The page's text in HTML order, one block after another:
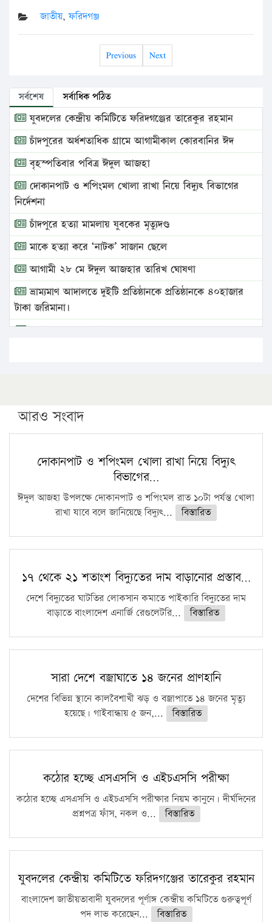
জাতীয়,ফরিদগঞ্জ
Previous Next
সর্বশেষ সর্বাধিক পঠিত
যুবদলের কেন্দ্রীয় কমিটিতে ফরিদগঞ্জের তারেকুর রহমান
চাঁদপুরের অর্ধশতাধিক গ্রামে আগামীকাল কোরবানির ঈদ
বৃহস্পতিবার পবিত্র ঈদুল আজহা
দোকানপাট ও শপিংমল খোলা রাখা নিয়ে বিদ্যুৎ বিভাগের
নির্দেশনা
চাঁদপুরে হত্যা মামলায় যুবকের মৃত্যুদণ্ড
মাকে হত্যা করে ‘নাটক’ সাজান ছেলে
আগামী ২৮ মে ঈদুল আজহার তারিখ ঘোষণা
ভ্রাম্যমাণ আদালতে দুইটি প্রতিষ্ঠানকে প্রতিষ্ঠানকে ৪০হাজার
টাকা জরিমানা।
এবার লঞ্চের ভাড়া বাড়ল
পিএইচডি করছেন কুয়েটের কৃতি…
সারা দেশে বজ্রাঘাতে ১৪ জনের প্রাণহানি
কঠোর হচ্ছে এসএসসি ও এইচএসসি পরীক্ষা
ফরিদগঞ্জে আগুনে পুড়লো ৬ ব্যবসা প্রতিষ্ঠান
আরও সংবাদ
দোকানপাট ও শপিংমল খোলা রাখা নিয়ে বিদ্যুৎ
বিভাগের…
ঈদুল আজহা উপলক্ষে দোকানপাট ও শপিংমল রাত ১০টা পর্যন্ত খোলা
রাখা যাবে বলে জানিয়েছে বিদ্যুৎ...
বিস্তারিত
১৭ থেকে ২১ শতাংশ বিদ্যুতের দাম বাড়ানোর প্রস্তাব…
দেশে বিদ্যুতের ঘাটতির লোকসান কমাতে পাইকারি বিদ্যুতের দাম
বাড়াতে বাংলাদেশ এনার্জি রেগুলেটরি...
বিস্তারিত
সারা দেশে বজ্রাঘাতে ১৪ জনের প্রাণহানি
দেশের বিভিন্ন স্থানে কালবৈশাখী ঝড় ও বজ্রাপাতে ১৪ জনের মৃত্যু
হয়েছে। গাইবান্ধায় ৫ জন,...
বিস্তারিত
কঠোর হচ্ছে এসএসসি ও এইচএসসি পরীক্ষা
কঠোর হচ্ছে এসএসসি ও এইচএসসি পরীক্ষার নিয়ম কানুনে। দীর্ঘদিনের
প্রশ্নপত্র ফাঁস, নকল ও...
বিস্তারিত
যুবদলের কেন্দ্রীয় কমিটিতে ফরিদগঞ্জের তারেকুর রহমান
বাংলাদেশ জাতীয়তাবাদী যুবদলের পূর্ণাঙ্গ কেন্দ্রীয় কমিটিতে গুরুত্বপূর্ণ
পদ লাভ করেছেন...
বিস্তারিত